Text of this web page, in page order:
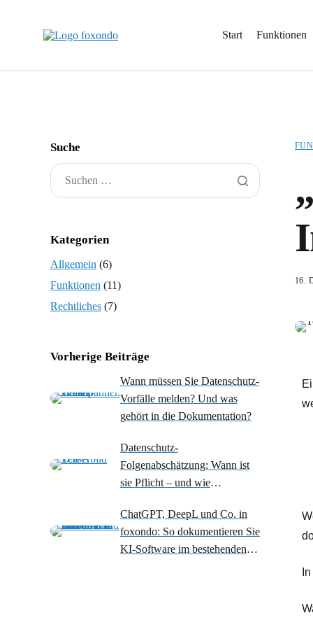
Start Funktionen
16.
Suche
Kategorien
Allgemein (6)
Funktionen (11)
Rechtliches (7)
Vorherige Beiträge
Wann müssen Sie Datenschutz-
Vorfälle melden? Und was
gehört in die Dokumentation?
Datenschutz-
Folgenabschätzung: Wann ist
sie Pflicht – und wie
ChatGPT, DeepL und Co. in
foxondo: So dokumentieren Sie
KI-Software im bestehenden